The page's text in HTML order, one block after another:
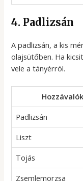
4. Padlizsán
A padlizsán, a kis
olajsütőben. Ha
vele a tányérról.
Hozzávalók
Padlizsán
Liszt
Tojás
Zsemlemorzsa